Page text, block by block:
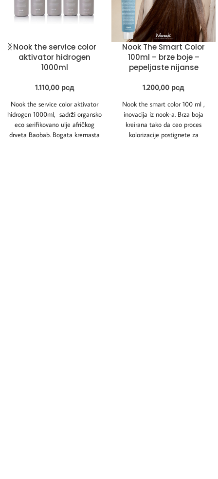
Nook the service color
aktivator hidrogen
1000ml
1.110,00 рсд
Nook the service color aktivator
hidrogen 1000ml, sadrži organsko
eco serifikovano ulje afričkog
drveta Baobab. Bogata kremasta
Nook The Smart Color
100ml – brze boje –
pepeljaste nijanse
1.200,00 рсд
Nook the smart color 100 ml ,
inovacija iz nook-a. Brza boja
kreirana tako da ceo proces
kolorizacije postignete za